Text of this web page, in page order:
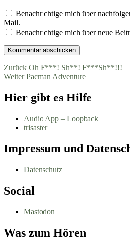
Benachrichtige mich über
Mail.
Benachrichtige mich über neue
Beitragsnavigation
Zurück Vorheriger
Beitrag:
Oh F***! Sh**! F***Sh**!!!
Weiter Nächster
Pacman Adventure
Hier gibt es Hilfe
Audio App – Loopback
trisaster
Impressum und
Datenschutz
Social
Mastodon
Was zum Hören